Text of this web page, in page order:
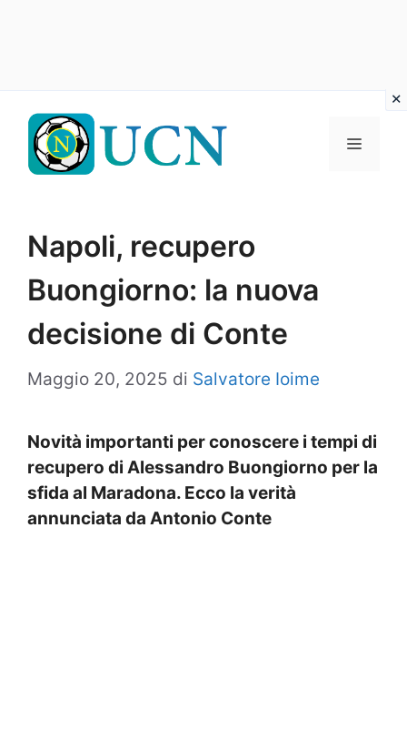
contenuto
Menu
Napoli, recupero
Buongiorno: la nuova
decisione di Conte
Maggio 20, 2025 di Salvatore Ioime
Novità importanti per conoscere i tempi di
recupero di Alessandro Buongiorno per la
sfida al Maradona. Ecco la verità
annunciata da Antonio Conte